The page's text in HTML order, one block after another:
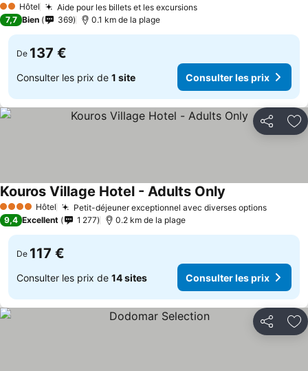
2 Étoiles
Hôtel Aide pour les billets et les excursions
7,7 Bien 369 0.1 km de la plage
De 137 €
Consulter les prix de 1 site Consulter les prix
Partager
4 Étoiles Hôtel Petit-déjeuner exceptionnel avec diverses options
Kouros Village Hotel - Adults Only
9,4 Excellent 1 277 0.2 km de la plage
De 117 €
Consulter les prix de 14 sites Consulter les prix
Partager